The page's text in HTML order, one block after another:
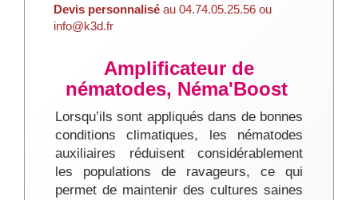
Devis personnalisé au 04.74.05.25.56 ou
info@k3d.fr
Amplificateur de
nématodes, Néma'Boost
Lorsqu’ils sont appliqués dans de bonnes
conditions climatiques, les nématodes
auxiliaires réduisent considérablement
les populations de ravageurs, ce qui
permet de maintenir des cultures saines